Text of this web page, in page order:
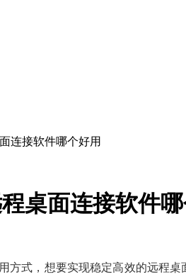
连接软件哪个好用
桌面连接软件
方式，想要实现稳定高效的远程